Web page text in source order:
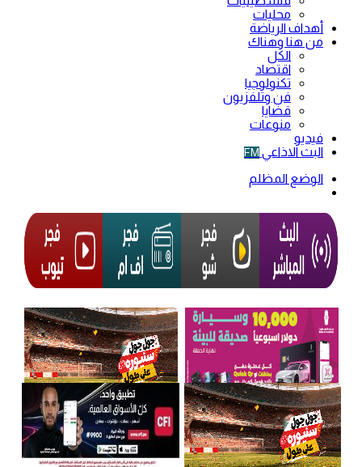
محليات
أهداف الرياضة
من هنا وهناك
الكل
اقتصاد
تكنولوجيا
فن وتلفزيون
قضايا
منوعات
فيديو
البث الاذاعي FM
الوضع المظلم